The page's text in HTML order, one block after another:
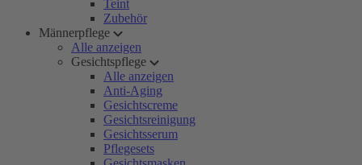
Teint
Zubehör
Männerpflege
Alle anzeigen
Gesichtspflege
Alle anzeigen
Anti-Aging
Gesichtscreme
Gesichtsreinigung
Gesichtsserum
Pflegesets